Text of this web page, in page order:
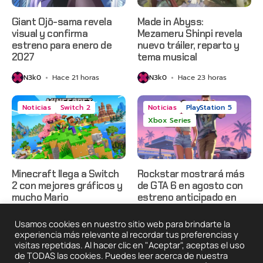
Giant Ojō-sama revela
visual y confirma
estreno para enero de
2027
N3k0 Hace 21 horas
Made in Abyss:
Mezameru Shinpi revela
nuevo tráiler, reparto y
tema musical
N3k0 Hace 23 horas
Noticias Switch 2
Minecraft llega a Switch
2 con mejores gráficos y
mucho Mario
Noticias
PlayStation 5
Xbox Series
Rockstar mostrará más
de GTA 6 en agosto con
estreno anticipado en
N3k0 Hace 2 días
Usamos cookies en nuestro sitio web para brindarte la
experiencia más relevante al recordar tus preferencias y
visitas repetidas. Al hacer clic en "Aceptar", aceptas el uso
de TODAS las cookies. Puedes leer acerca de nuestra